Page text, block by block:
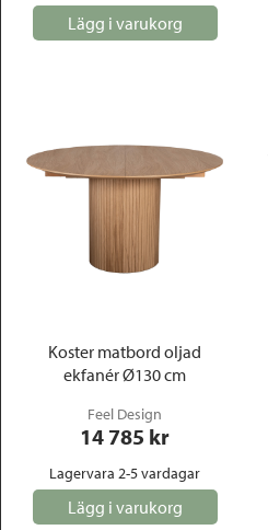
Lägg i varukorg
Koster matbord oljad
ekfanér Ø130 cm
Feel Design
14 785 kr
Lagervara 2-5 vardagar
Lägg i varukorg